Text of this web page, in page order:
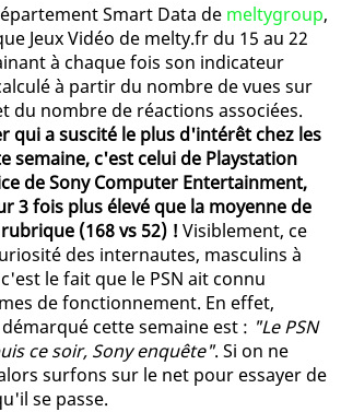
Smart Data de meltygroup,
Jeux Vidéo de melty.fr du 15 au 22
à chaque fois son indicateur
à partir du nombre de vues sur
du nombre de réactions associées.
qui a suscité le plus d'intérêt chez les
semaine, c'est celui de Playstation
de Sony Computer Entertainment,
3 fois plus élevé que la moyenne de
(168 vs 52) ! Visiblement, ce
des internautes, masculins à
le fait que le PSN ait connu
de fonctionnement. En effet,
cette semaine est : "Le PSN
ce soir, Sony enquête". Si on ne
surfons sur le net pour essayer de
se passe.